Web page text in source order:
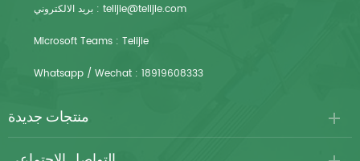
بريد الالكتروني : telijie@telijie.com
Microsoft Teams : Telijie
Whatsapp / Wechat : 18919608333
منتجات جديدة